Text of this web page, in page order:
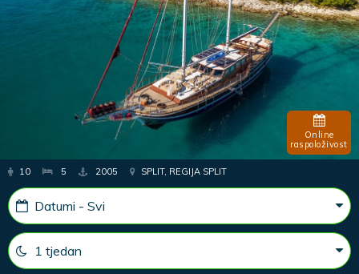
Online
raspoloživost
10 5 2005 SPLIT, REGIJA SPLIT